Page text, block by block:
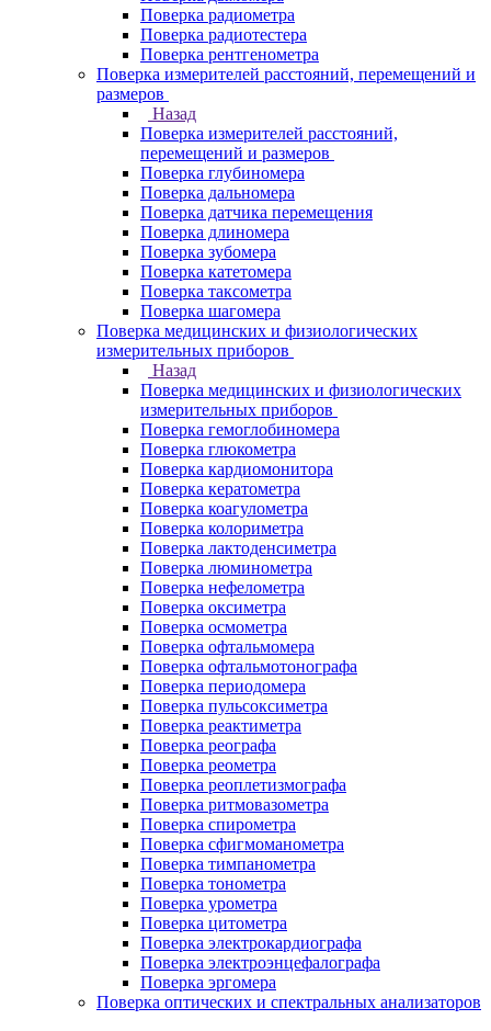
Поверка радиометра
Поверка радиотестера
Поверка рентгенометра
Поверка измерителей расстояний, перемещений и
размеров
Назад
Поверка измерителей расстояний,
перемещений и размеров
Поверка глубиномера
Поверка дальномера
Поверка датчика перемещения
Поверка длиномера
Поверка зубомера
Поверка катетомера
Поверка таксометра
Поверка шагомера
Поверка медицинских и физиологических
измерительных приборов
Назад
Поверка медицинских и физиологических
измерительных приборов
Поверка гемоглобиномера
Поверка глюкометра
Поверка кардиомонитора
Поверка кератометра
Поверка коагулометра
Поверка колориметра
Поверка лактоденсиметра
Поверка люминометра
Поверка нефелометра
Поверка оксиметра
Поверка осмометра
Поверка офтальмомера
Поверка офтальмотонографа
Поверка периодомера
Поверка пульсоксиметра
Поверка реактиметра
Поверка реографа
Поверка реометра
Поверка реоплетизмографа
Поверка ритмовазометра
Поверка спирометра
Поверка сфигмоманометра
Поверка тимпанометра
Поверка тонометра
Поверка урометра
Поверка цитометра
Поверка электрокардиографа
Поверка электроэнцефалографа
Поверка эргомера
Поверка оптических и спектральных анализаторов